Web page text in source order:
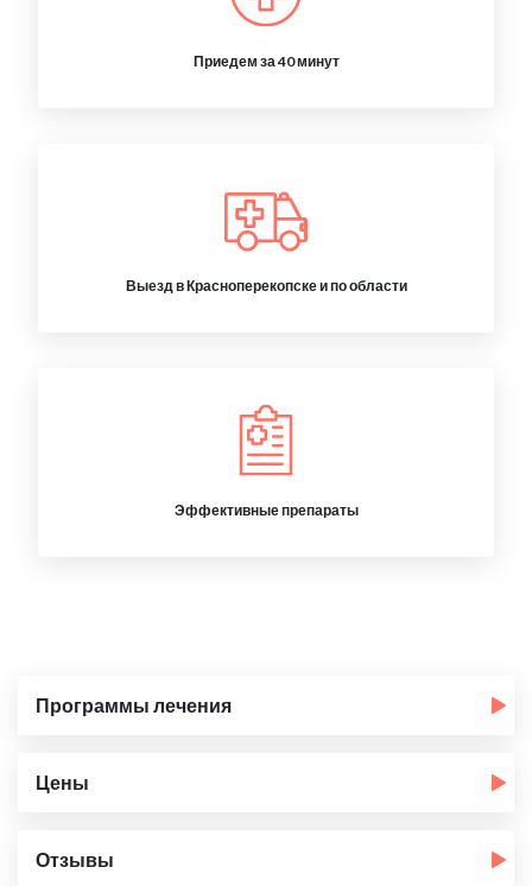
Приедем за 40 минут
Выезд в Красноперекопске и по области
Эффективные препараты
Программы лечения
Цены
Отзывы